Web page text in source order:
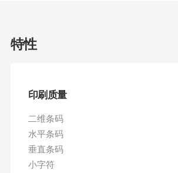
特性
印刷质量
二维条码
水平条码
垂直条码
小字符